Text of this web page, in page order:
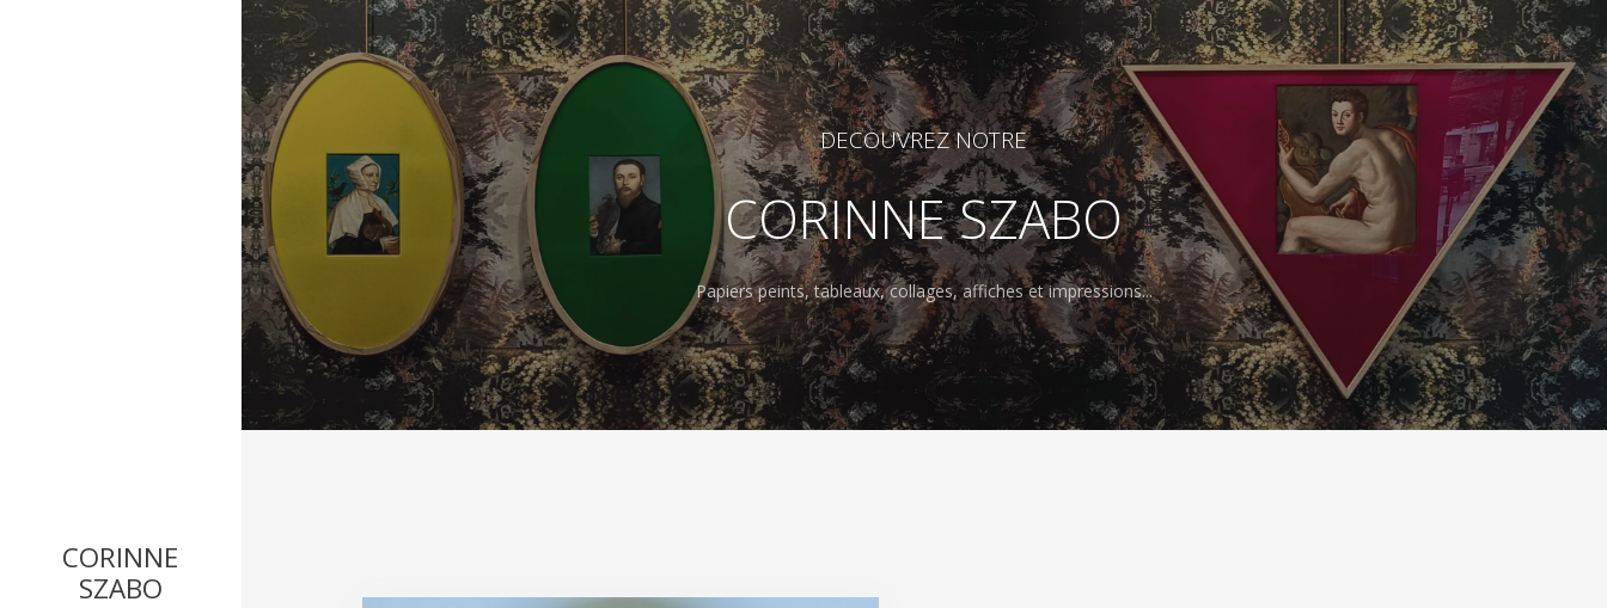
CORINNE
SZABO
DECOUVREZ NOTRE
CORINNE SZABO
Papiers peints, tableaux, collages, affiches et impressions...